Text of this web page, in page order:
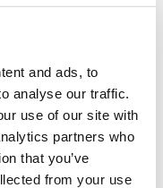
and ads, to
analyse our traffic.
use of our site with
partners who
that you’ve
from your use